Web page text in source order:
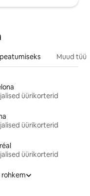
Muud
üürikorterid
üürikorterid
üürikorterid
rohkem